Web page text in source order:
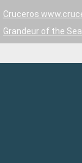
Cruceros
Grandeur of the